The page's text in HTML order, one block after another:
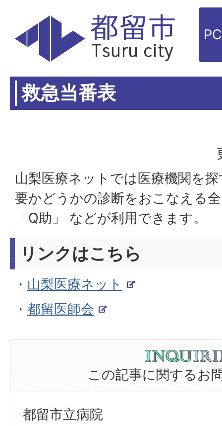
救急当番表
山梨医療ネットでは医療機関を
要かどうかの診断をおこなえる
「Q助」
などが利用できます。
リンクはこちら
山梨医療ネット
都留医師会
この記事に関するお
都留市立病院